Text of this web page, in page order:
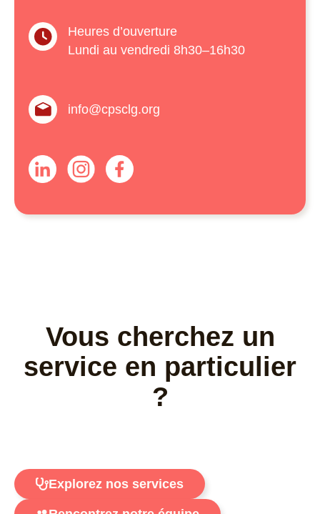
Heures d’ouverture
Lundi au vendredi 8h30–16h30
info@cpsclg.org
Vous cherchez un
service en particulier
?
Explorez nos services